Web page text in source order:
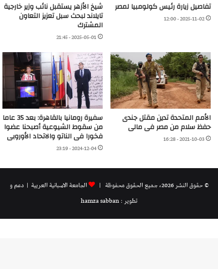
تفاصيل زيارة رئيس كولومبيا لمصر
2025-11-02 - 12:00
شيخ الأزهر يستقبل نائب وزير خارجية
تايلاند لبحث سبل تعزيز التعاون
المشترك
2025-05-01 - 21:45
الأمم المتحدة تدين مقتل جندى
حفظ سلام من مصر فى مالى
2021-10-03 - 16:28
سفيرة رومانيا بالقاهرة: بعد 35 عاما
من سقوط الشيوعية أصبحنا عضوا
فخورا فى الناتو والاتحاد الأوروبى
2024-12-04 - 23:19
© حقوق النشر 2026، جميع الحقوق محفوظة | الجامعة الاسبانية العريية | دعم و
تطوير : hamza sabban